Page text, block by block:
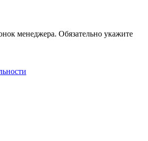
менеджера. Обязательно укажите